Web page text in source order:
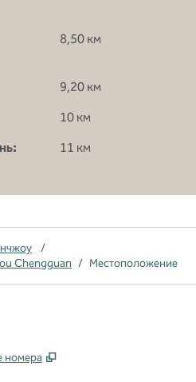
8,50 км
9,20 км
10 км
11 км
/
Chengguan / Местоположение
номера ,